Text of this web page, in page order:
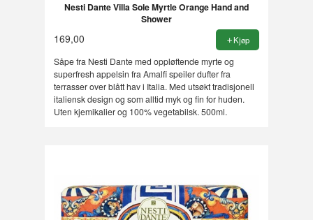
Nesti Dante Villa Sole Myrtle Orange Hand and
Shower
169,00 Kjøp
Såpe fra Nesti Dante med oppløftende myrte og
superfresh appelsin fra Amalfi speiler dufter fra
terrasser over blått hav i Italia. Med utsøkt tradisjonell
italiensk design og som alltid myk og fin for huden.
Uten kjemikalier og 100% vegetabilsk. 500ml.